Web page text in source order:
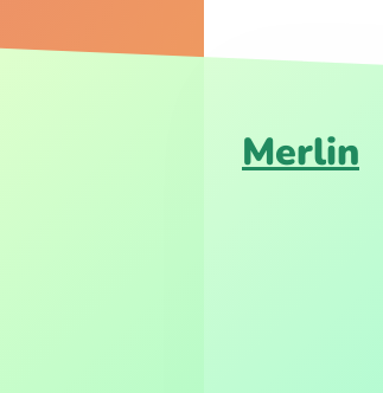
Merlin